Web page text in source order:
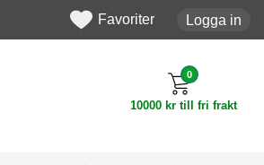
Favoriter Logga in
0
10000 kr till fri frakt